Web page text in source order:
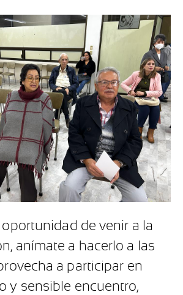
oportunidad de venir a la
anímate a hacerlo a las
a participar en
y sensible encuentro,